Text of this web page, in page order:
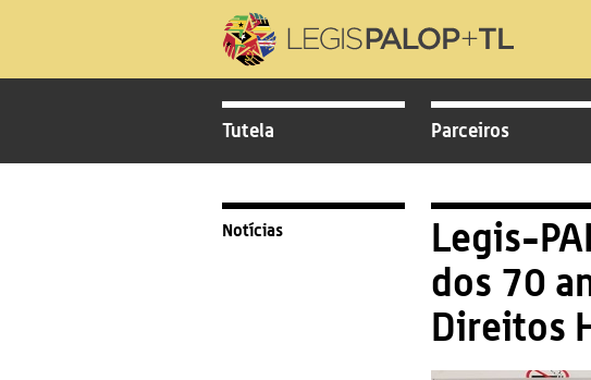
Tutela Parceiros
Notícias
Legis-
dos 70
Direitos